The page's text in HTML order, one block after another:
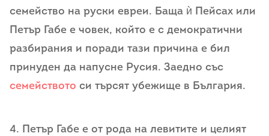
семейство на руски евреи. Баща ѝ Пейсах или
Петър Габе е човек, който е с демократични
разбирания и поради тази причина е бил
принуден да напусне Русия. Заедно със
семейството си търсят убежище в България.
4. Петър Габе е от рода на левитите и целият